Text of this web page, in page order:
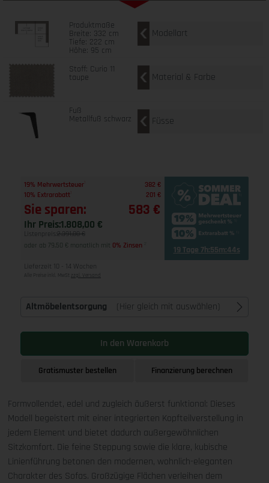
Produktmaße
Breite: 332 cm
Tiefe: 222 cm
Höhe: 95 cm
Modellart
Stoff: Curio 11
taupe Material & Farbe
Fuß
Metallfuß schwarz Füsse
19% Mehrwertsteuer
382 €
10% Extrarabatt
201 €
Sie sparen: 583 €
Ihr Preis:1.808,00 €
Listenpreis: 2.391,00 €
oder ab 79,50 € monatlich mit 0% Zinsen 19 Tage 7h:55m:43s
Lieferzeit 10 - 14 Wochen
Alle Preise inkl. MwSt zzgl. Versand
Altmöbelentsorgung (Hier gleich mit auswählen)
In den Warenkorb
Gratismuster bestellen Finanzierung berechnen
Formvollendet, edel und zugleich äußerst funktional: Dieses
Modell begeistert mit einer integrierten Kopfteilverstellung in
jedem Element und bietet dadurch außergewöhnlichen
Sitzkomfort. Die feine Steppung sowie die klare, kubische
Linienführung betonen den modernen, wohnlich-eleganten
Charakter des Sofas. Großzügige Flächen verleihen dem